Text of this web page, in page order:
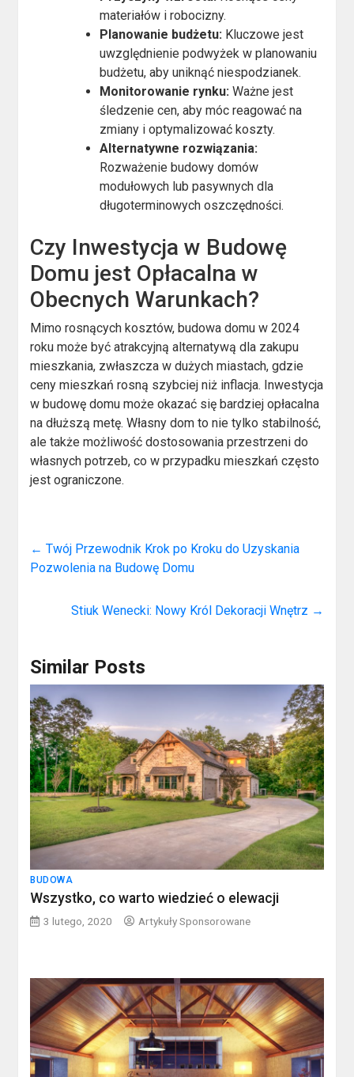
materiałów i robocizny.
Planowanie budżetu: Kluczowe jest
uwzględnienie podwyżek w planowaniu
budżetu, aby uniknąć niespodzianek.
Monitorowanie rynku: Ważne jest
śledzenie cen, aby móc reagować na
zmiany i optymalizować koszty.
Alternatywne rozwiązania:
Rozważenie budowy domów
modułowych lub pasywnych dla
długoterminowych oszczędności.
Czy Inwestycja w Budowę
Domu jest Opłacalna w
Obecnych Warunkach?
Mimo rosnących kosztów, budowa domu w 2024
roku może być atrakcyjną alternatywą dla zakupu
mieszkania, zwłaszcza w dużych miastach, gdzie
ceny mieszkań rosną szybciej niż inflacja. Inwestycja
w budowę domu może okazać się bardziej opłacalna
na dłuższą metę. Własny dom to nie tylko stabilność,
ale także możliwość dostosowania przestrzeni do
własnych potrzeb, co w przypadku mieszkań często
jest ograniczone.
← Twój Przewodnik Krok po Kroku do Uzyskania
Pozwolenia na Budowę Domu
Stiuk Wenecki: Nowy Król Dekoracji Wnętrz →
Similar Posts
BUDOWA
Wszystko, co warto wiedzieć o elewacji
3 lutego, 2020 Artykuły Sponsorowane